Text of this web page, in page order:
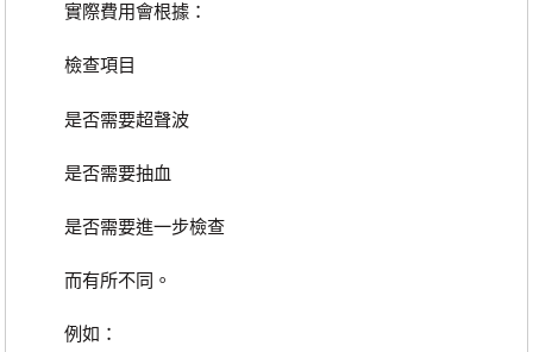
實際費用會根據：
檢查項目
是否需要超聲波
是否需要抽血
是否需要進一步檢查
而有所不同。
例如：